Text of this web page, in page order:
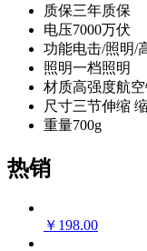
质保三年质保
电压7000万伏
功能电击/照明/
照明一档照明
材质高强度航
尺寸三节伸缩
重量700g
热销
￥ 198.00